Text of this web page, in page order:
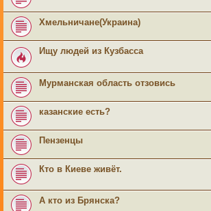
Хмельничане(Украина)
Ищу людей из Кузбасса
Мурманская область отзовись
казанские есть?
Пензенцы
Кто в Киеве живёт.
А кто из Брянска?